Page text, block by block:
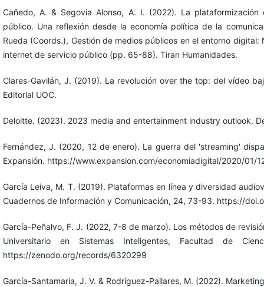
Cañedo, A. & Segovia Alonso, A. I. (2022). La
público. Una reflexión desde la economía política de la
Rueda (Coords.), Gestión de medios públicos en el entorno
internet de servicio público (pp. 65-88). Tiran Humanidades.
Clares-Gavilán, J. (2019). La revolución over the top: del vídeo
Editorial UOC.
Deloitte. (2023). 2023 media and entertainment industry outlook.
Fernández, J. (2020, 12 de enero). La guerra del 'streaming'
Expansión. https://www.expansion.com/economiadigital/2020/01/
García Leiva, M. T. (2019). Plataformas en línea y diversidad
Cuadernos de Información y Comunicación, 24, 73-93. https://
García-Peñalvo, F. J. (2022, 7-8 de marzo). Los métodos de
Universitario en Sistemas Inteligentes, Facultad de
https://zenodo.org/records/6320299
García-Santamaría, J. V. & Rodríguez-Pallares, M. (2022).